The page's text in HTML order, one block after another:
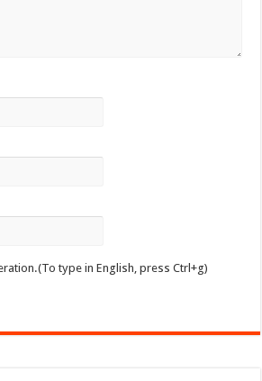
type in English, press Ctrl+g)